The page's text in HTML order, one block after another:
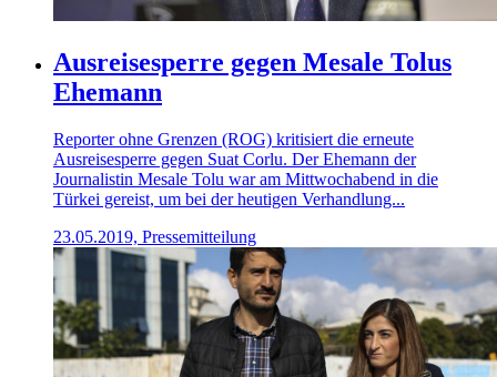
Ausreisesperre gegen Mesale Tolus
Ehemann
Reporter ohne Grenzen (ROG) kritisiert die erneute
Ausreisesperre gegen Suat Corlu. Der Ehemann der
Journalistin Mesale Tolu war am Mittwochabend in die
Türkei gereist, um bei der heutigen Verhandlung...
23.05.2019, Pressemitteilung